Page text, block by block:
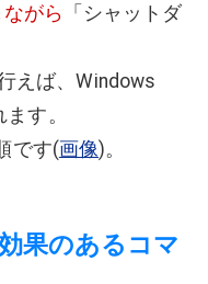
がら 「シャットダ
えば、Windows
す。
です(画像)。
果のあるコマ